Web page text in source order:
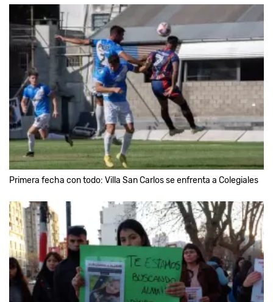
Primera fecha con todo: Villa San Carlos se enfrenta a Colegiales